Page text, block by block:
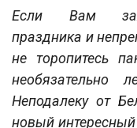
Если Вам
праздника и
не торопитесь
необязательно
Неподалеку от
новый